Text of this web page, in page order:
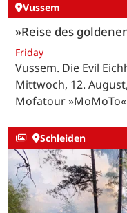
Vussem
»Reise des
Friday
Vussem. Die Evil
Mittwoch, 12.
Mofatour »MoMoTo«
Schleiden